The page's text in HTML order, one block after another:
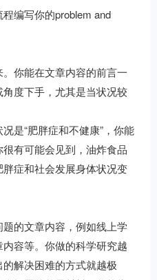
编写你的problem and
你能在文章内容的前言一
度下手，尤其是当状况较
是“肥胖症和不健康”，你能
有可能会见到，油炸食品
症和社会发展身体状况变
的文章内容，例如线上学
容等。你做的科学研究越
解决困难的方式就越极